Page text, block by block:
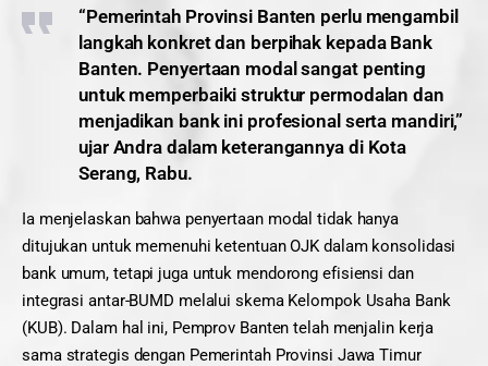
“Pemerintah Provinsi Banten perlu mengambil
langkah konkret dan berpihak kepada Bank
Banten. Penyertaan modal sangat penting
untuk memperbaiki struktur permodalan dan
menjadikan bank ini profesional serta mandiri,”
ujar Andra dalam keterangannya di Kota
Serang, Rabu.
Ia menjelaskan bahwa penyertaan modal tidak hanya
ditujukan untuk memenuhi ketentuan OJK dalam konsolidasi
bank umum, tetapi juga untuk mendorong efisiensi dan
integrasi antar-BUMD melalui skema Kelompok Usaha Bank
(KUB). Dalam hal ini, Pemprov Banten telah menjalin kerja
sama strategis dengan Pemerintah Provinsi Jawa Timur